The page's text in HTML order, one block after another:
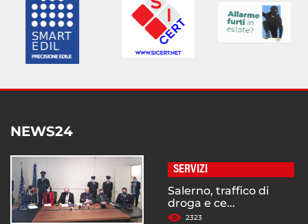
NEWS24
SERVIZI
Salerno, traffico di
droga e ce...
2323